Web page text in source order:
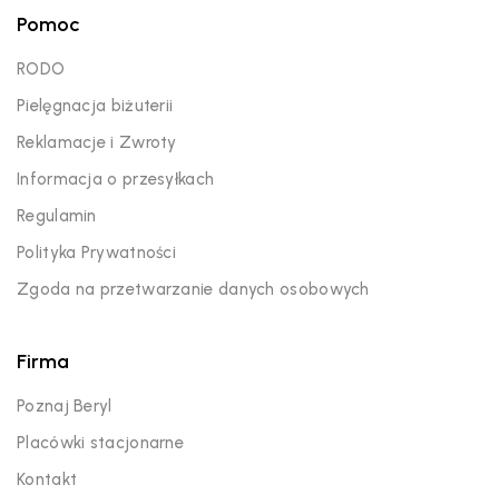
Pomoc
RODO
Pielęgnacja biżuterii
Reklamacje i Zwroty
Informacja o przesyłkach
Regulamin
Polityka Prywatności
Zgoda na przetwarzanie danych osobowych
Firma
Poznaj Beryl
Placówki stacjonarne
Kontakt